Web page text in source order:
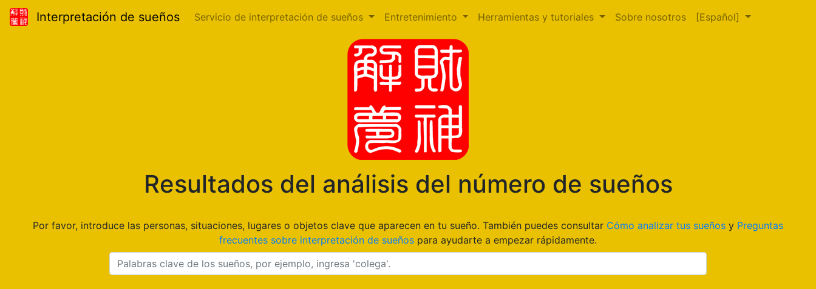
Interpretación de sueños Servicio de interpretación de sueños Entretenimiento Herramientas y tutoriales Sobre nosotros [Español]
Resultados del análisis del número de sueños
Por favor, introduce las personas, situaciones, lugares o objetos clave que aparecen en tu sueño. También puedes consultar Cómo analizar tus sueños y Preguntas
frecuentes sobre interpretación de sueños para ayudarte a empezar rápidamente.